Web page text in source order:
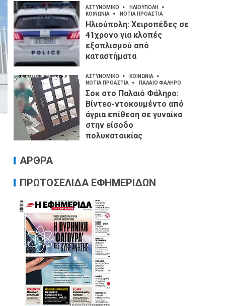
ΑΣΤΥΝΟΜΙΚΟ
ΗΛΙΟΥΠΟΛΗ
ΚΟΙΝΩΝΙΑ
ΝΟΤΙΑ ΠΡΟΑΣΤΙΑ
Ηλιούπολη: Χειροπέδες σε
41χρονο για κλοπές
εξοπλισμού από
καταστήματα
ΑΣΤΥΝΟΜΙΚΟ
ΚΟΙΝΩΝΙΑ
ΝΟΤΙΑ ΠΡΟΑΣΤΙΑ
ΠΑΛΑΙΟ ΦΑΛΗΡΟ
Σοκ στο Παλαιό Φάληρο:
Βίντεο-ντοκουμέντο από
άγρια επίθεση σε γυναίκα
στην είσοδο
πολυκατοικίας
ΑΡΘΡΑ
ΠΡΩΤΟΣΕΛΙΔΑ ΕΦΗΜΕΡΙΔΩΝ